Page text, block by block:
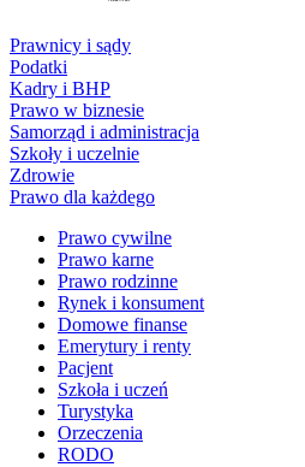
Prawnicy i sądy
Podatki
Kadry i BHP
Prawo w biznesie
Samorząd i administracja
Szkoły i uczelnie
Zdrowie
Prawo dla każdego
Prawo cywilne
Prawo karne
Prawo rodzinne
Rynek i konsument
Domowe finanse
Emerytury i renty
Pacjent
Szkoła i uczeń
Turystyka
Orzeczenia
RODO